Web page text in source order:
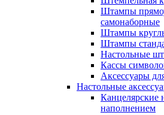
Штампы
самонаборные
Штампы
Штампы
Настольные
Кассы
Аксессуары
Настольные
Канцелярские
наполнением